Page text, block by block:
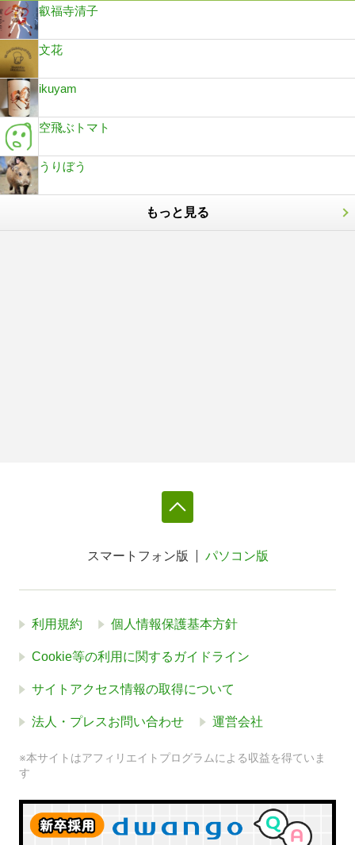
叡福寺清子
文花
ikuyam
空飛ぶトマト
うりぼう
もっと見る
スマートフォン版 パソコン版
利用規約 個人情報保護基本方針
Cookie等の利用に関するガイドライン
サイトアクセス情報の取得について
法人・プレスお問い合わせ 運営会社
※本サイトはアフィリエイトプログラムによる収益を得ていま
す